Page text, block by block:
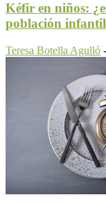
Kéfir en niños:
población
Teresa Botella Agulló -